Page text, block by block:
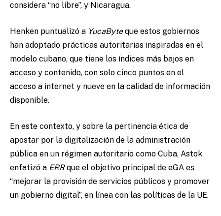
considera “no libre”, y Nicaragua.
Henken puntualizó a YucaByteque estos gobiernos
han adoptado prácticas autoritarias inspiradas en el
modelo cubano, que tiene los índices más bajos en
acceso y contenido, con solo cinco puntos en el
acceso a internet y nueve en la calidad de información
disponible.
En este contexto, y sobre la pertinencia ética de
apostar por la digitalización de la administración
pública en un régimen autoritario como Cuba, Astok
enfatizó a ERRque el objetivo principal de eGA es
“mejorar la provisión de servicios públicos y promover
un gobierno digital”, en línea con las políticas de la UE.